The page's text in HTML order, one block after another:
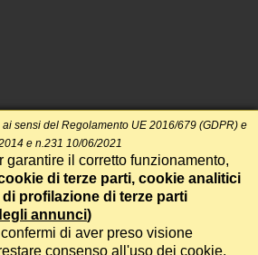
S.r.l. • P.IVA 14478081004 • Testata
ai sensi del Regolamento UE 2016/679 (GDPR) e
e n.231 10/06/2021
garantire il corretto funzionamento,
di terze parti, cookie analitici
profilazione di terze parti
annunci)
confermi di aver preso visione
consenso all'uso dei cookie.